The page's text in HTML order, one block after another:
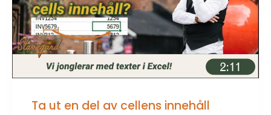
Ta ut en del av cellens innehåll